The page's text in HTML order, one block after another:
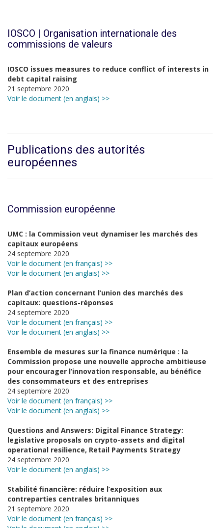
IOSCO | Organisation internationale des
commissions de valeurs
IOSCO issues measures to reduce conflict of interests in
debt capital raising
21 septembre 2020
Voir le document (en anglais) >>
Publications des autorités
européennes
Commission européenne
UMC : la Commission veut dynamiser les marchés des
capitaux européens
24 septembre 2020
Voir le document (en français) >>
Voir le document (en anglais) >>
Plan d’action concernant l’union des marchés des
capitaux: questions-réponses
24 septembre 2020
Voir le document (en français) >>
Voir le document (en anglais) >>
Ensemble de mesures sur la finance numérique : la
Commission propose une nouvelle approche ambitieuse
pour encourager l’innovation responsable, au bénéfice
des consommateurs et des entreprises
24 septembre 2020
Voir le document (en français) >>
Voir le document (en anglais) >>
Questions and Answers: Digital Finance Strategy:
legislative proposals on crypto-assets and digital
operational resilience, Retail Payments Strategy
24 septembre 2020
Voir le document (en anglais) >>
Stabilité financière: réduire l’exposition aux
contreparties centrales britanniques
21 septembre 2020
Voir le document (en français) >>